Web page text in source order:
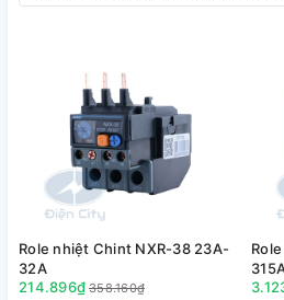
Role nhiệt Chint NXR-38 23A-
32A
214.896₫ 358.160₫